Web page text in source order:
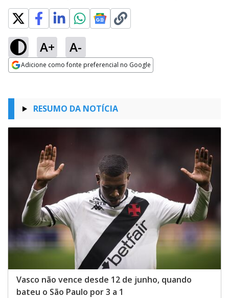
A+ A-
Adicione como fonte preferencial no Google
RESUMO DA NOTÍCIA
Vasco não vence desde 12 de junho, quando
bateu o São Paulo por 3 a 1